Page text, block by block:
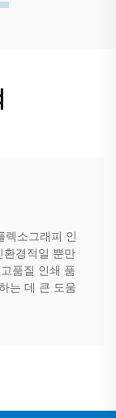
소그래피 인
환경적일 뿐만
품질 인쇄 품
는 데 큰 도움